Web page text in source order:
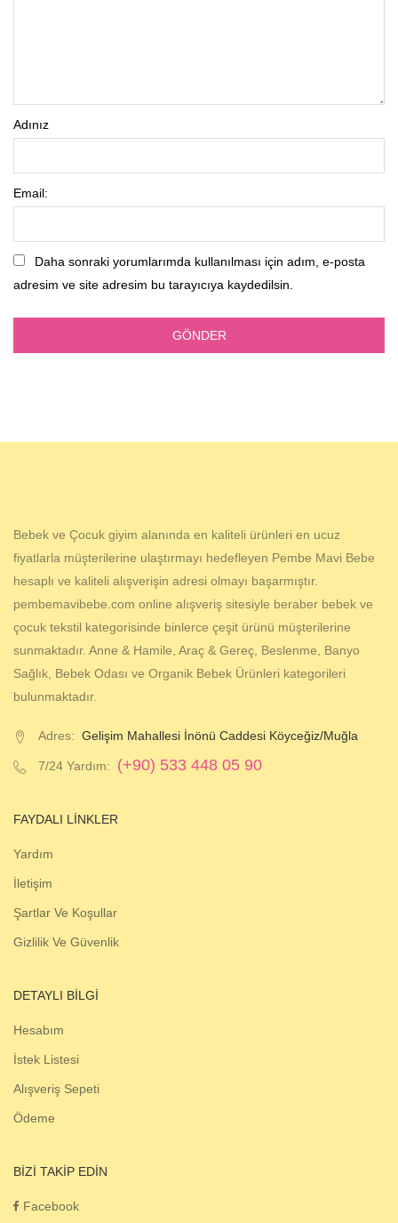
Adınız
Email:
Daha sonraki yorumlarımda kullanılması için adım, e-posta
adresim ve site adresim bu tarayıcıya kaydedilsin.
Bebek ve Çocuk giyim alanında en kaliteli ürünleri en ucuz
fiyatlarla müşterilerine ulaştırmayı hedefleyen Pembe Mavi Bebe
hesaplı ve kaliteli alışverişin adresi olmayı başarmıştır.
pembemavibebe.com online alışveriş sitesiyle beraber bebek ve
çocuk tekstil kategorisinde binlerce çeşit ürünü müşterilerine
sunmaktadır. Anne & Hamile, Araç & Gereç, Beslenme, Banyo
Sağlık, Bebek Odası ve Organik Bebek Ürünleri kategorileri
bulunmaktadır.
Adres: Gelişim Mahallesi İnönü Caddesi Köyceğiz/Muğla
7/24 Yardım: (+90) 533 448 05 90
FAYDALI LINKLER
Yardım
İletişim
Şartlar Ve Koşullar
Gizlilik Ve Güvenlik
DETAYLI BILGI
Hesabım
İstek Listesi
Alışveriş Sepeti
Ödeme
BIZI TAKIP EDIN
Facebook